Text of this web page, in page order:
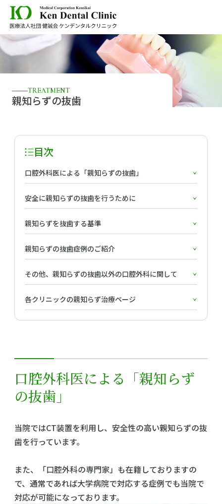
TREATMENT
親知らずの抜歯
目次
口腔外科医による「親知らずの抜歯」
安全に親知らずの抜歯を行うために
親知らずを抜歯する基準
親知らずの抜歯症例のご紹介
その他、親知らずの抜歯以外の口腔外科に関して
各クリニックの親知らず治療ページ
口腔外科医による「親知らず
の抜歯」
当院ではCT装置を利用し、安全性の高い親知らずの抜
歯を行っています。
また、「口腔外科の専門家」も在籍しておりますの
で、通常であれば大学病院で対応する症例でも当院で
対応が可能になっております。